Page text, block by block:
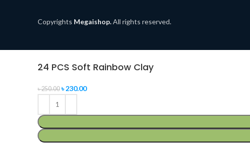
Copyrights Megaishop.All rights reserved.
24 PCS Soft Rainbow Clay
৳250.00 ৳230.00